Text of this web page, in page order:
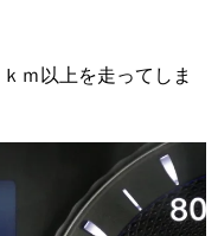
ｍ以上を走ってしま